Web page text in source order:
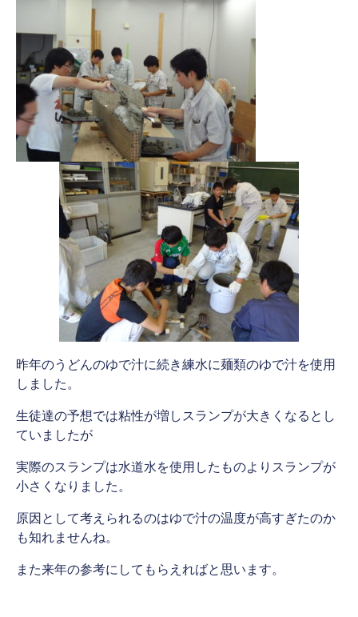
昨年のうどんのゆで汁に続き練水に麺類のゆで汁を使用
しました。
生徒達の予想では粘性が増しスランプが大きくなるとし
ていましたが
実際のスランプは水道水を使用したものよりスランプが
小さくなりました。
原因として考えられるのはゆで汁の温度が高すぎたのか
も知れませんね。
また来年の参考にしてもらえればと思います。